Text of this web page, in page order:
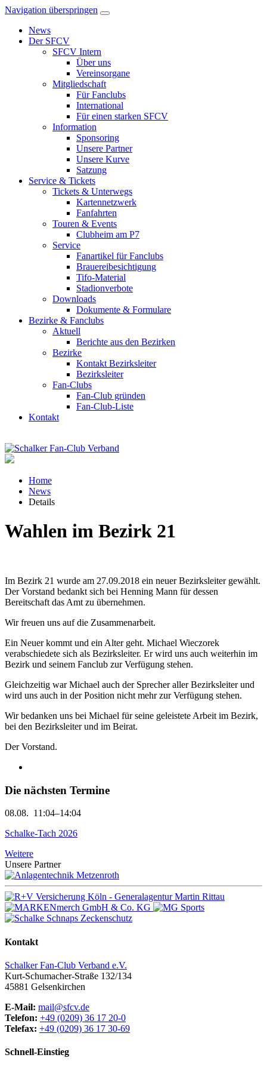
Navigation überspringen
News
Der SFCV
SFCV Intern
Über uns
Vereinsorgane
Mitgliedschaft
Für Fanclubs
International
Für einen starken SFCV
Information
Sponsoring
Unsere Partner
Unsere Kurve
Satzung
Service & Tickets
Tickets & Unterwegs
Kartennetzwerk
Fanfahrten
Touren & Events
Clubheim am P7
Service
Fanartikel für Fanclubs
Brauereibesichtigung
Tifo-Material
Stadionverbote
Downloads
Dokumente & Formulare
Bezirke & Fanclubs
Aktuell
Berichte aus den Bezirken
Bezirke
Kontakt Bezirksleiter
Bezirksleiter
Fan-Clubs
Fan-Club gründen
Fan-Club-Liste
Kontakt
Home
News
Details
Wahlen im Bezirk 21
Im Bezirk 21 wurde am 27.09.2018 ein neuer Bezirksleiter gewählt.
Der Vorstand bedankt sich bei Henning Mann für dessen
Bereitschaft das Amt zu übernehmen.
Wir freuen uns auf die Zusammenarbeit.
Ein Neuer kommt und ein Alter geht. Michael Wieczorek
verabschiedete sich als Bezirksleiter. Er wird uns auch weiterhin im
Bezirk und seinem Fanclub zur Verfügung stehen.
Gleichzeitig war Michael auch der Sprecher aller Bezirksleiter und
wird uns auch in der Position nicht mehr zur Verfügung stehen.
Wir bedanken uns bei Michael für seine geleistete Arbeit im Bezirk,
bei den Bezirksleiter und im Beirat.
Der Vorstand.
Die nächsten Termine
08.08. 11:04–14:04
Schalke-Tach 2026
Weitere
Unsere Partner
Kontakt
Schalker Fan-Club Verband e.V.
Kurt-Schumacher-Straße 132/134
45881 Gelsenkirchen
E-Mail: mail@sfcv.de
Telefon: +49 (0209) 36 17 20-0
Telefax: +49 (0209) 36 17 30-69
Schnell-Einstieg